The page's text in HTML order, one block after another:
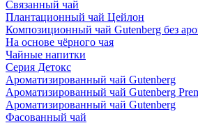
Связанный чай
Плантационный чай Цейлон
Композиционный чай Gutenberg без
На основе чёрного чая
Чайные напитки
Серия Детокс
Ароматизированный чай Gutenberg
Ароматизированный чай Gutenberg
Ароматизированный чай Gutenberg
Фасованный чай